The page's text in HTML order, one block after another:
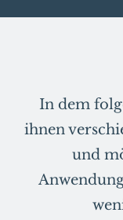
In dem
ihnen
und